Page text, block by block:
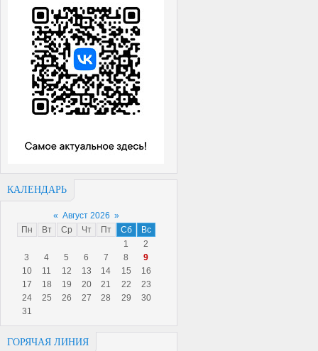
КАЛЕНДАРЬ
« Август 2026 »
Пн
Вт Ср Чт Пт Сб
Вс
1
2
3
4 5 6 7 8
9
10
11 12 13 14 15
16
17
18 19 20 21 22
23
24
25 26 27 28 29
30
31
ГОРЯЧАЯ ЛИНИЯ